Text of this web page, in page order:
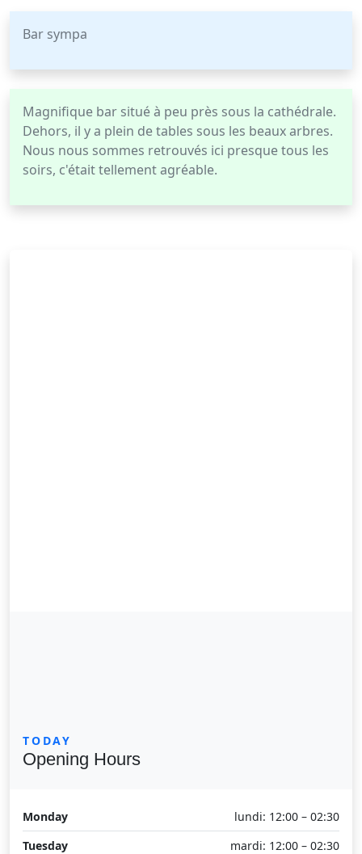
Bar sympa
Magnifique bar situé à peu près sous la cathédrale.
Dehors, il y a plein de tables sous les beaux arbres.
Nous nous sommes retrouvés ici presque tous les
soirs, c'était tellement agréable.
TODAY
Opening Hours
Monday
lundi: 12:00 – 02:30
Tuesday
mardi: 12:00 – 02:30